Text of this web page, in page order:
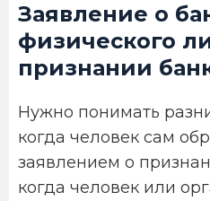
Заявление о
физического
признании
Нужно понимать
когда человек сам
заявлением о
когда человек или